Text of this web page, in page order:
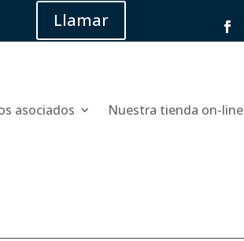
Llamar
asociados Nuestra tienda on-line